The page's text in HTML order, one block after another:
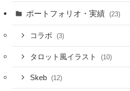
ポートフォリオ・実績 (23)
コラボ (3)
タロット風イラスト (10)
Skeb (12)